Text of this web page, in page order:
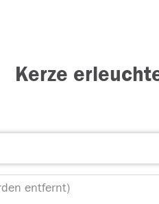
Kerze